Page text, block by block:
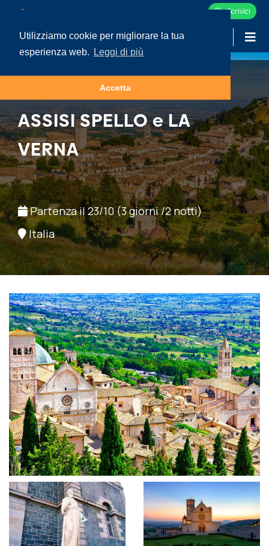
Utilizziamo cookie per migliorare la tua
esperienza web.
Leggi di più
Accetta
Scrivici
ASSISI SPELLO e LA
VERNA
Partenza il 23/10 (3 giorni /2 notti)
Italia